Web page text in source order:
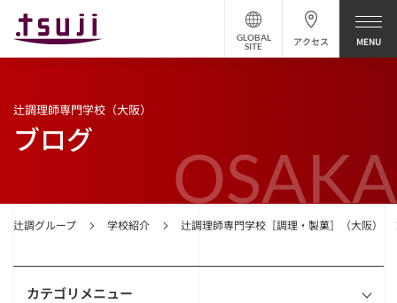
アクセス
GLOBAL
SITE
OSAKA
辻調グループ 学校紹介 辻調理師専門学校［調理・製菓］（大阪）
辻調理師専門学校（大阪）
ブログ
カテゴリメニュー